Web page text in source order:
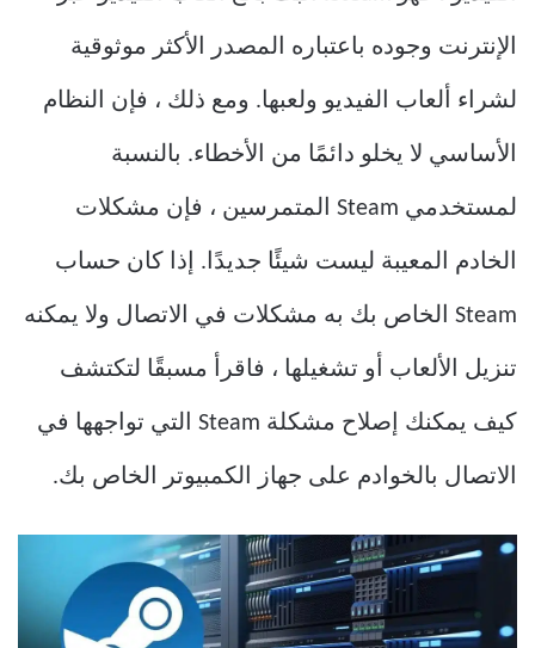
الإنترنت وجوده باعتباره المصدر الأكثر موثوقية
لشراء ألعاب الفيديو ولعبها. ومع ذلك ، فإن النظام
الأساسي لا يخلو دائمًا من الأخطاء. بالنسبة
لمستخدمي Steam المتمرسين ، فإن مشكلات
الخادم المعيبة ليست شيئًا جديدًا. إذا كان حساب
Steam الخاص بك به مشكلات في الاتصال ولا يمكنه
تنزيل الألعاب أو تشغيلها ، فاقرأ مسبقًا لتكتشف
كيف يمكنك إصلاح مشكلة Steam التي تواجهها في
الاتصال بالخوادم على جهاز الكمبيوتر الخاص بك.